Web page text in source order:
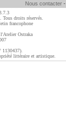
Nous contacter -
droits réservés.
francophone
Ostraka
1130437).
littéraire et artistique.